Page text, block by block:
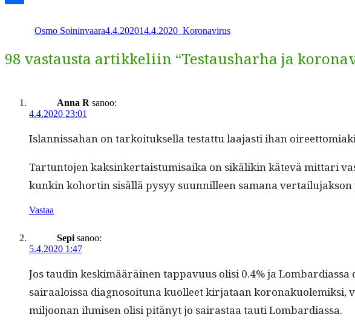
Osmo Soininvaara4.4.202014.4.2020 Koronavirus
98 vastausta artikkeliin “Testausharha ja
Anna R sanoo:
4.4.2020 23:01
Islannis­sa­han on tarkoituk­sel­la tes­tat­tu laa­jasti ihan
Tar­tun­to­jen kaksinker­tais­tu­mi­sai­ka on sikä­likin kätevä mit­tari
kunkin kohortin sisäl­lä pysyy suun­nilleen samana
Vastaa
Sepi sanoo:
5.4.2020 1:47
Jos taudin keskimääräi­nen tap­pavu­us olisi 0.4% ja
sairaalois­sa diag­nosoitu­na kuolleet kir­jataan koron­akuolemik­si,
miljoo­nan ihmisen olisi pitänyt jo sairas­taa tau­ti Lombardiassa.